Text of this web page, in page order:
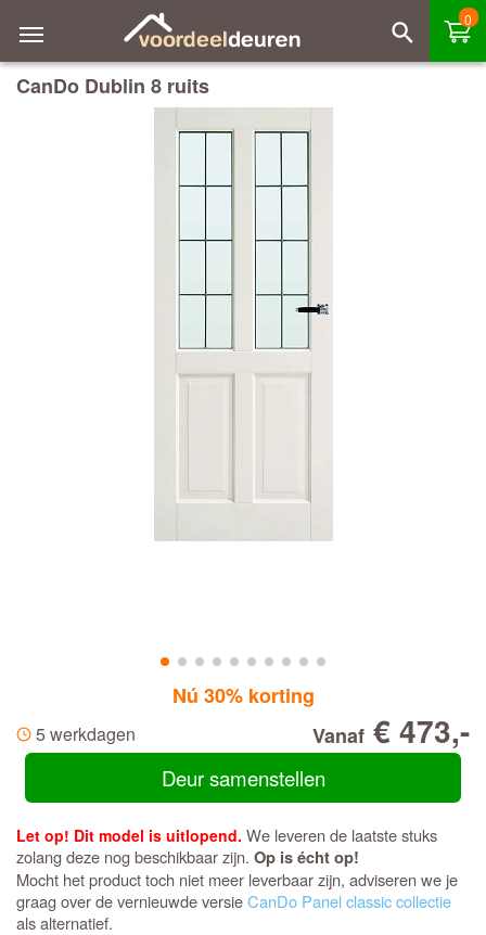
0
CanDo Dublin 8 ruits
Nú 30% korting
5 werkdagen Vanaf € 473,-
Deur samenstellen
Let op! Dit model is uitlopend. We leveren de laatste stuks
zolang deze nog beschikbaar zijn. Op is écht op!
Mocht het product toch niet meer leverbaar zijn, adviseren we je
graag over de vernieuwde versieCanDo Panel classic collectie
als alternatief.